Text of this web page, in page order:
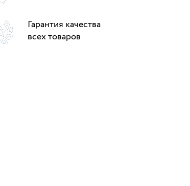
Гарантия качества
всех товаров